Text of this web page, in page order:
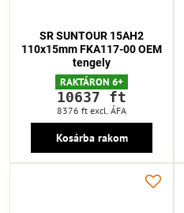
SR SUNTOUR 15AH2
110x15mm FKA117-00 OEM
tengely
RAKTÁRON 6+
10637 ft
8376 ft excl. ÁFA
Kosárba rakom